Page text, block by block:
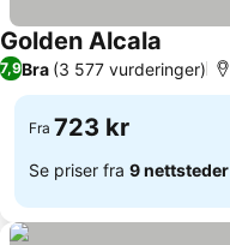
Golden Alcala Se priser
7,9Bra (3 577 vurderinger)
Fra 723 kr
Se priser fra 9 nettsteder